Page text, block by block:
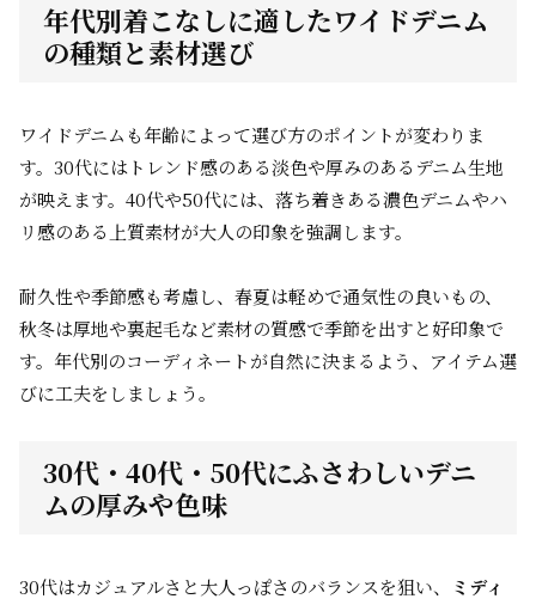
年代別着こなしに適したワイドデニム
の種類と素材選び
ワイドデニムも年齢によって選び方のポイントが変わりま
す。30代にはトレンド感のある淡色や厚みのあるデニム生地
が映えます。40代や50代には、落ち着きある濃色デニムやハ
リ感のある上質素材が大人の印象を強調します。
耐久性や季節感も考慮し、春夏は軽めで通気性の良いもの、
秋冬は厚地や裏起毛など素材の質感で季節を出すと好印象で
す。年代別のコーディネートが自然に決まるよう、アイテム選
びに工夫をしましょう。
30代・40代・50代にふさわしいデニ
ムの厚みや色味
30代はカジュアルさと大人っぽさのバランスを狙い、 ミディ